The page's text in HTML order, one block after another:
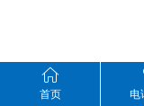

首页 电